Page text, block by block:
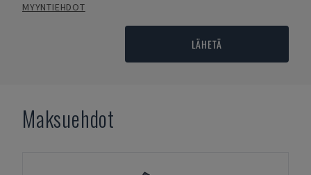
MYYNTIEHDOT
LÄHETÄ
Maksuehdot